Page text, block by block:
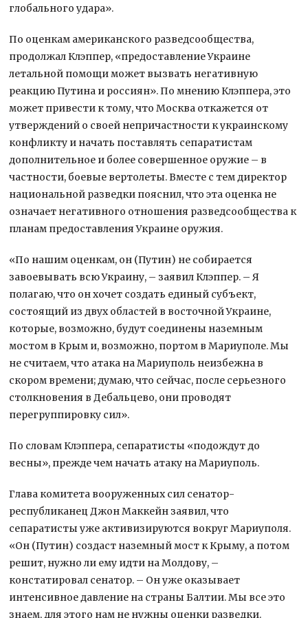
глобального удара».
По оценкам американского разведсообщества,
продолжал Клэппер, «предоставление Украине
летальной помощи может вызвать негативную
реакцию Путина и россиян». По мнению Клэппера, это
может привести к тому, что Москва откажется от
утверждений о своей непричастности к украинскому
конфликту и начать поставлять сепаратистам
дополнительное и более совершенное оружие – в
частности, боевые вертолеты. Вместе с тем директор
национальной разведки пояснил, что эта оценка не
означает негативного отношения разведсообщества к
планам предоставления Украине оружия.
«По нашим оценкам, он (Путин) не собирается
завоевывать всю Украину, – заявил Клэппер. – Я
полагаю, что он хочет создать единый субъект,
состоящий из двух областей в восточной Украине,
которые, возможно, будут соединены наземным
мостом в Крым и, возможно, портом в Мариуполе. Мы
не считаем, что атака на Мариуполь неизбежна в
скором времени; думаю, что сейчас, после серьезного
столкновения в Дебальцево, они проводят
перегруппировку сил».
По словам Клэппера, сепаратисты «подождут до
весны», прежде чем начать атаку на Мариуполь.
Глава комитета вооруженных сил сенатор-
республиканец Джон Маккейн заявил, что
сепаратисты уже активизируются вокруг Мариуполя.
«Он (Путин) создаст наземный мост к Крыму, а потом
решит, нужно ли ему идти на Молдову, –
констатировал сенатор. – Он уже оказывает
интенсивное давление на страны Балтии. Мы все это
знаем, для этого нам не нужны оценки разведки.